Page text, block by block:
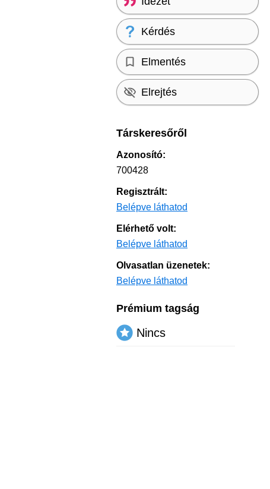
Kérdés
Elmentés
Elrejtés
Társkeresőről
Azonosító:
700428
Regisztrált:
Belépve láthatod
Elérhető volt:
Belépve láthatod
Olvasatlan üzenetek:
Belépve láthatod
Prémium tagság
Nincs